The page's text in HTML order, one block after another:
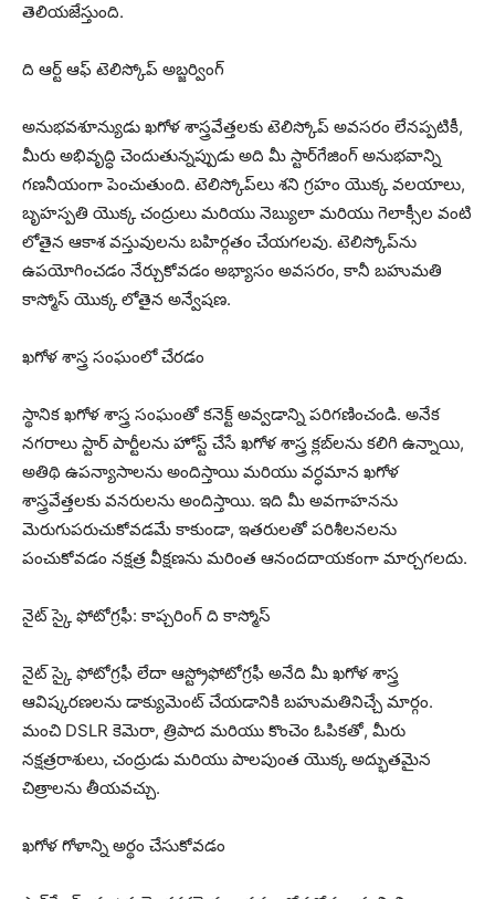
తెలియజేస్తుంది.
ది ఆర్ట్ ఆఫ్ టెలిస్కోప్ అబ్జర్వింగ్
అనుభవశూన్యుడు ఖగోళ శాస్త్రవేత్తలకు టెలిస్కోప్ అవసరం లేనప్పటికీ,
మీరు అభివృద్ధి చెందుతున్నప్పుడు అది మీ స్టార్‌గేజింగ్ అనుభవాన్ని
గణనీయంగా పెంచుతుంది. టెలిస్కోప్‌లు శని గ్రహం యొక్క వలయాలు,
బృహస్పతి యొక్క చంద్రులు మరియు నెబ్యులా మరియు గెలాక్సీల వంటి
లోతైన ఆకాశ వస్తువులను బహిర్గతం చేయగలవు. టెలిస్కోప్‌ను
ఉపయోగించడం నేర్చుకోవడం అభ్యాసం అవసరం, కానీ బహుమతి
కాస్మోస్ యొక్క లోతైన అన్వేషణ.
ఖగోళ శాస్త్ర సంఘంలో చేరడం
స్థానిక ఖగోళ శాస్త్ర సంఘంతో కనెక్ట్ అవ్వడాన్ని పరిగణించండి. అనేక
నగరాలు స్టార్ పార్టీలను హోస్ట్ చేసే ఖగోళ శాస్త్ర క్లబ్‌లను కలిగి ఉన్నాయి,
అతిథి ఉపన్యాసాలను అందిస్తాయి మరియు వర్ధమాన ఖగోళ
శాస్త్రవేత్తలకు వనరులను అందిస్తాయి. ఇది మీ అవగాహనను
మెరుగుపరుచుకోవడమే కాకుండా, ఇతరులతో పరిశీలనలను
పంచుకోవడం నక్షత్ర వీక్షణను మరింత ఆనందదాయకంగా మార్చగలదు.
నైట్ స్కై ఫోటోగ్రఫీ: కాప్చరింగ్ ది కాస్మోస్
నైట్ స్కై ఫోటోగ్రఫీ లేదా ఆస్ట్రోఫోటోగ్రఫీ అనేది మీ ఖగోళ శాస్త్ర
ఆవిష్కరణలను డాక్యుమెంట్ చేయడానికి బహుమతినిచ్చే మార్గం.
మంచి DSLR కెమెరా, త్రిపాద మరియు కొంచెం ఓపికతో, మీరు
నక్షత్రరాశులు, చంద్రుడు మరియు పాలపుంత యొక్క అద్భుతమైన
చిత్రాలను తీయవచ్చు.
ఖగోళ గోళాన్ని అర్థం చేసుకోవడం